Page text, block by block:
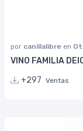
por canillalibre en
VINO FAMILIA
+297 Ventas